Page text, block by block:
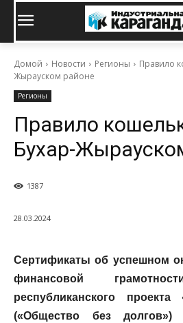
Домой Новости Регионы
Правило
Жырауском районе
Регионы
Правило
Бухар-
1387
28.03.2024
Сертификаты об успешном
финансовой
республиканского
(«Общество без долгов»)